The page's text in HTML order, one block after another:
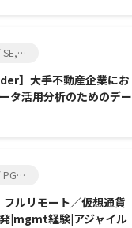
契約社員 / SE, インフラ系エンジニア
】大手不動産企業にお
タ活用分析のためのデー
契約社員 / PG, SE
フルリモート／仮想通貨
|mgmt経験|アジャイル